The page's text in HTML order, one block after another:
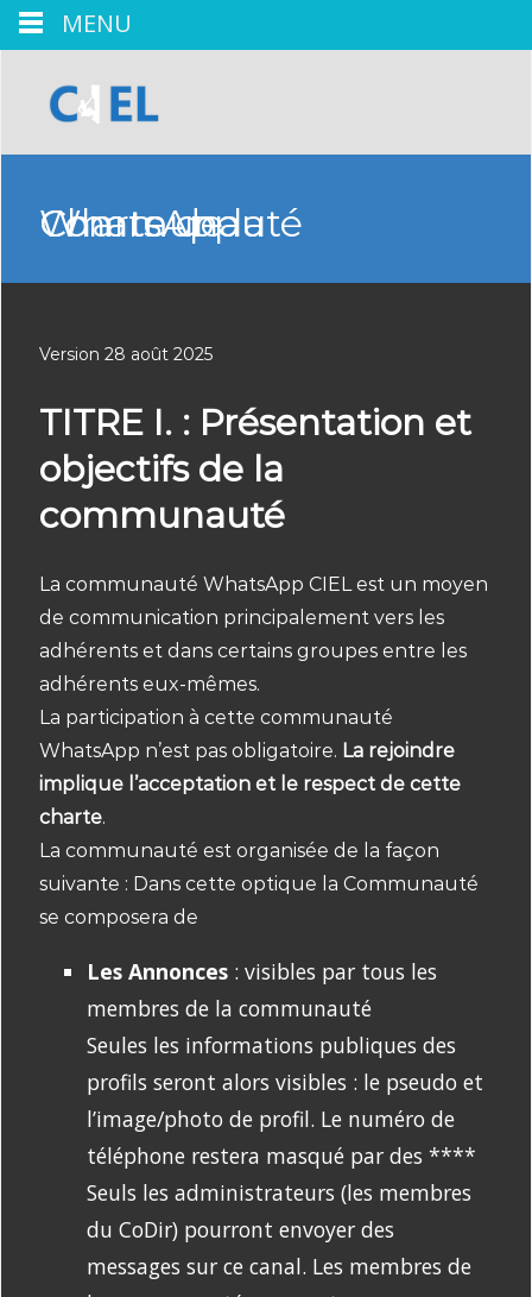
Charte de la Communauté WhatsApp
Version 28 août 2025
TITRE I. : Présentation et
objectifs de la
communauté
La communauté WhatsApp CIEL est un moyen
de communication principalement vers les
adhérents et dans certains groupes entre les
adhérents eux-mêmes.
La participation à cette communauté
WhatsApp n’est pas obligatoire. La rejoindre
implique l’acceptation et le respect de cette
charte.
La communauté est organisée de la façon
suivante : Dans cette optique la Communauté
se composera de
Les Annonces : visibles par tous les
membres de la communauté
Seules les informations publiques des
profils seront alors visibles : le pseudo et
l’image/photo de profil. Le numéro de
téléphone restera masqué par des ****
Seuls les administrateurs (les membres
du CoDir) pourront envoyer des
messages sur ce canal. Les membres de
MENU